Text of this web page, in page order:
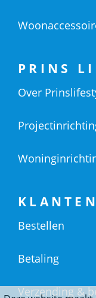
PRINS
Over
Bestellen
Betaling
Verzending &